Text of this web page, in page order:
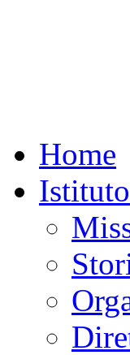
Home
Istituto